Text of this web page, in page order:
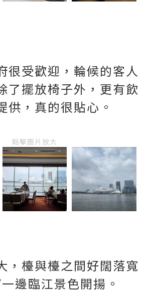
很受歡迎，輪候的客人
了擺放椅子外，更有飲
供，真的很貼心。
點擊圖片放大
，檯與檯之間好闊落寬
邊臨江景色開揚。